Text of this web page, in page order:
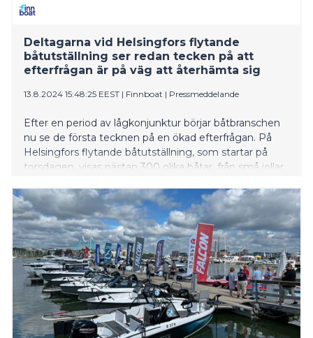
Deltagarna vid Helsingfors flytande
båtutställning ser redan tecken på att
efterfrågan är på väg att återhämta sig
13.8.2024 15:48:25 EEST | Finnboat | Pressmeddelande
Efter en period av lågkonjunktur börjar båtbranschen
nu se de första tecknen på en ökad efterfrågan. På
Helsingfors flytande båtutställning, som startar på
torsdagen, visas nästan 300 olika båtar, från små jollar